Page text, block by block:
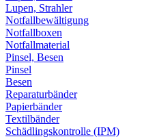
Lupen, Strahler
Notfallbewältigung
Notfallboxen
Notfallmaterial
Pinsel, Besen
Pinsel
Besen
Reparaturbänder
Papierbänder
Textilbänder
Schädlingskontrolle (IPM)